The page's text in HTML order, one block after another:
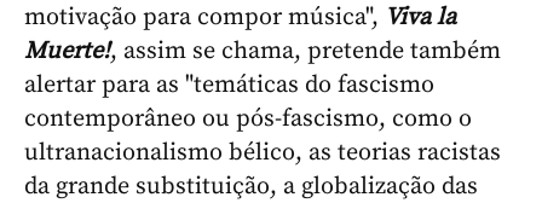
motivação para compor música", Viva la
Muerte!, assim se chama, pretende também
alertar para as "temáticas do fascismo
contemporâneo ou pós-fascismo, como o
ultranacionalismo bélico, as teorias racistas
da grande substituição, a globalização das